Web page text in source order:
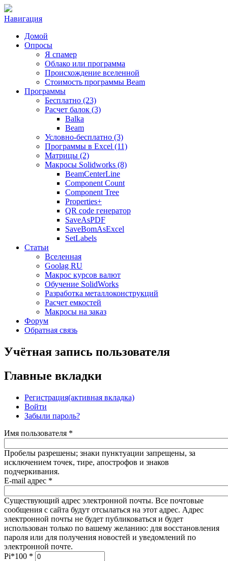
Навигация
Домой
Опросы
Я спамер
Облако или программа
Происхождение вселенной
Стоимость программы Beam
Программы
Бесплатно (23)
Расчет балок (3)
Balka
Beam
Условно-бесплатно (3)
Программы в Excel (11)
Матрицы (2)
Макросы Solidworks (8)
BeamCenterLine
Component Count
Component Tree
Properties+
QR code генератор
SaveAsPDF
SaveBomAsExcel
SetLabels
Статьи
Вселенная
Goolag RU
Макрос курсов валют
Обучение SolidWorks
Разработка металлоконструкций
Расчет емкостей
Макросы на заказ
Форум
Обратная связь
Учётная запись пользователя
Главные вкладки
Регистрация(активная вкладка)
Войти
Забыли пароль?
Имя пользователя *
Пробелы разрешены; знаки пунктуации запрещены, за
исключением точек, тире, апострофов и знаков
подчеркивания.
E-mail адрес *
Существующий адрес электронной почты. Все почтовые
сообщения с сайта будут отсылаться на этот адрес. Адрес
электронной почты не будет публиковаться и будет
использован только по вашему желанию: для восстановления
пароля или для получения новостей и уведомлений по
электронной почте.
Pi*100 *